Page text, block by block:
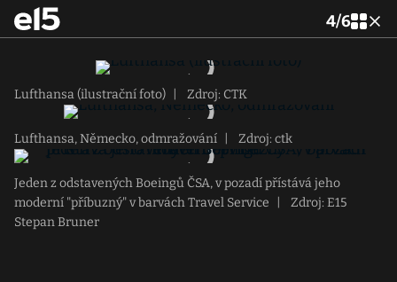
4/6
Lufthansa (ilustrační foto) Zdroj: CTK
Lufthansa, Německo, odmražování Zdroj: ctk
Jeden z odstavených Boeingů ČSA, v pozadí přístává jeho
moderní "příbuzný" v barvách Travel Service
Zdroj: E15
Stepan Bruner